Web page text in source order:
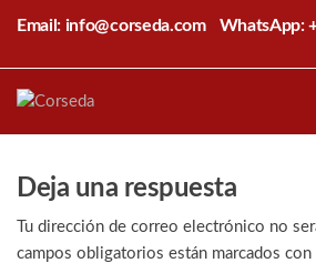
contenido
Email: info@corseda.com WhatsApp:
sericultura
Deja una respuesta
Tu dirección de correo electrónico no
campos obligatorios están marcados con